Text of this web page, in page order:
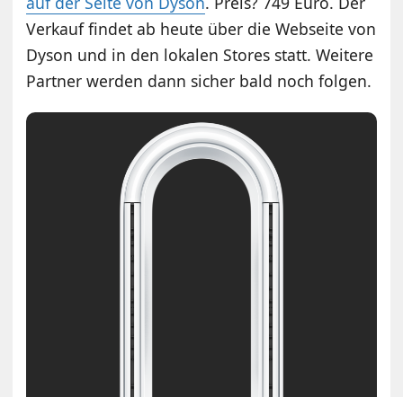
Verkauf findet ab heute über die Webseite von
Dyson und in den lokalen Stores statt. Weitere
Partner werden dann sicher bald noch folgen.